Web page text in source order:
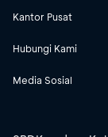
Kantor Pusat
Hubungi Kami
Media Sosial